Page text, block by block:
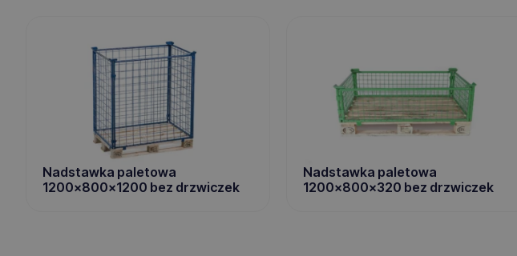
Nadstawka paletowa
1200x800x1200 bez drzwiczek
Nadstawka paletowa
1200x800x320 bez drzwiczek